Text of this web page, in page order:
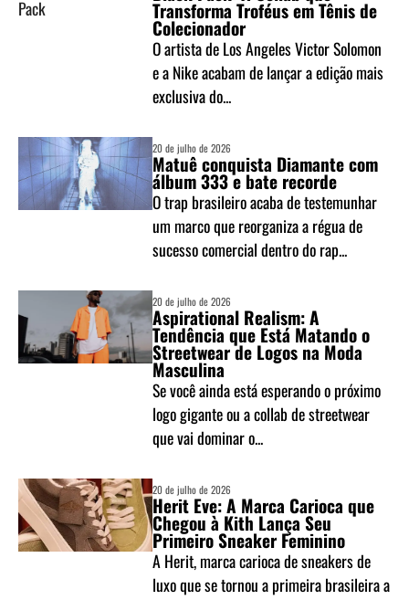
Transforma Troféus em Tênis de
Colecionador
O artista de Los Angeles Victor Solomon
e a Nike acabam de lançar a edição mais
exclusiva do...
20 de julho de 2026
Matuê conquista Diamante com
álbum 333 e bate recorde
O trap brasileiro acaba de testemunhar
um marco que reorganiza a régua de
sucesso comercial dentro do rap...
20 de julho de 2026
Aspirational Realism: A
Tendência que Está Matando o
Streetwear de Logos na Moda
Masculina
Se você ainda está esperando o próximo
logo gigante ou a collab de streetwear
que vai dominar o...
20 de julho de 2026
Herit Eve: A Marca Carioca que
Chegou à Kith Lança Seu
Primeiro Sneaker Feminino
A Herit, marca carioca de sneakers de
luxo que se tornou a primeira brasileira a